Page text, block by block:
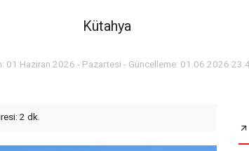
Kütahya
01 Haziran 2026 - Pazartesi - Güncelleme: 01.06.2026
2 dk.